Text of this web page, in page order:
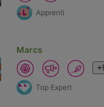
Apprenti
Marcs
Top Expert